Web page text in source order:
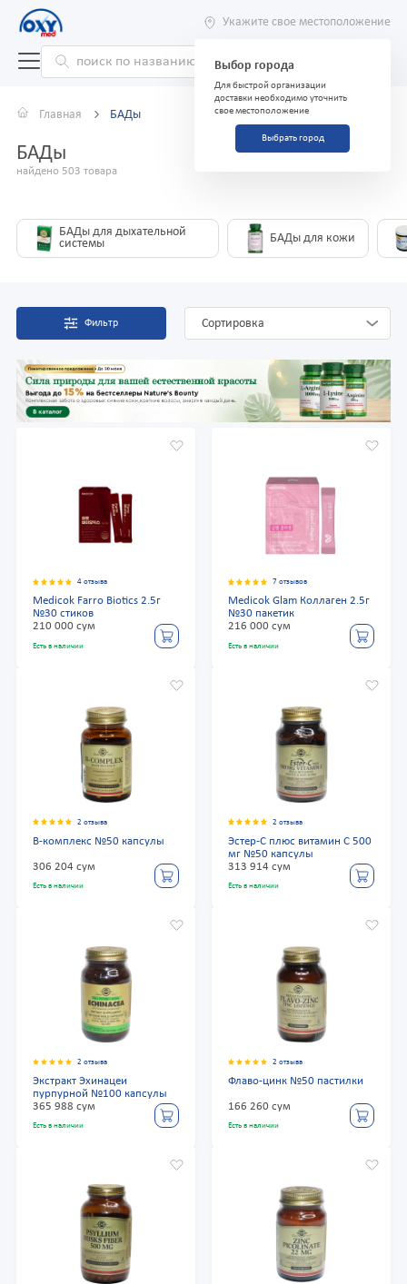
Укажите свое местоположение
Выбор города
Для быстрой организации
доставки необходимо уточнить
свое местоположение
Выбрать город
Главная БАДы
БАДы
найдено 503 товара
БАДы для дыхательной
системы
БАДы для кожи
Фильтр Сортировка
4 отзыва
Medicok Farro Biotics 2.5г
№30 стиков
210 000 сум
Есть в наличии
7 отзывов
Medicok Glam Коллаген 2.5г
№30 пакетик
216 000 сум
Есть в наличии
2 отзыва
В-комплекс №50 капсулы
306 204 сум
Есть в наличии
2 отзыва
Эстер-С плюс витамин С 500
мг №50 капсулы
313 914 сум
Есть в наличии
2 отзыва
Экстракт Эхинацеи
пурпурной №100 капсулы
365 988 сум
Есть в наличии
2 отзыва
Флаво-цинк №50 пастилки
166 260 сум
Есть в наличии